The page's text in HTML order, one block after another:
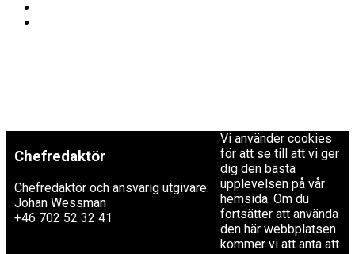
Chefredaktör
Chefredaktör och ansvarig utgivare:
Johan Wessman
+46 702 52 32 41
Vi använder cookies
för att se till att vi ger
dig den bästa
upplevelsen på vår
hemsida. Om du
fortsätter att använda
den här webbplatsen
kommer vi att anta att